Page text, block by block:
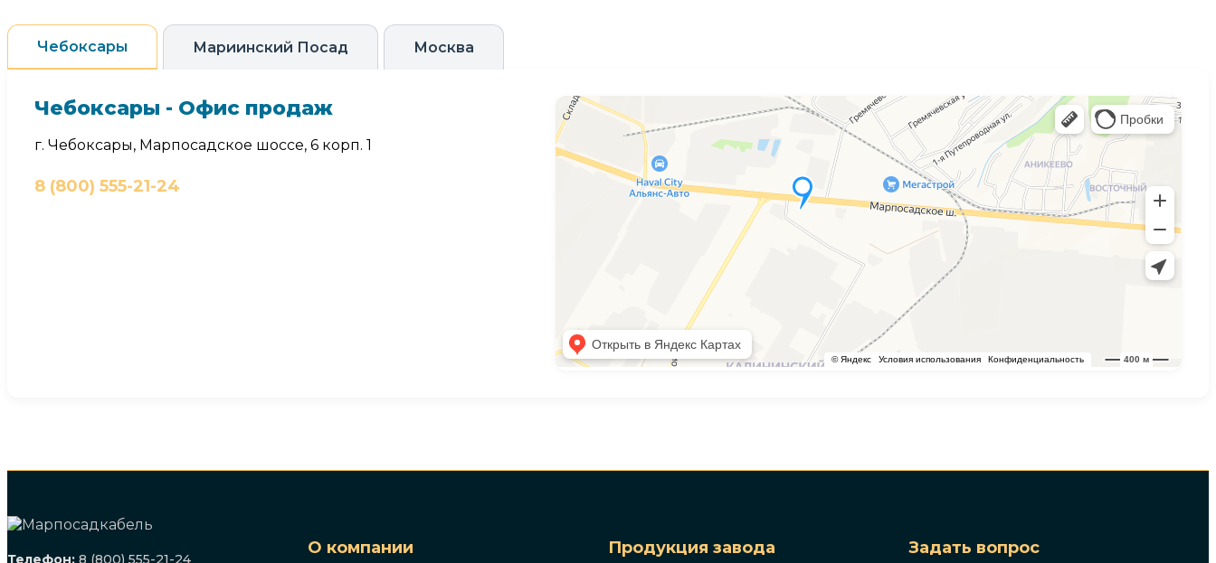
Чебоксары Мариинский Посад Москва
Чебоксары - Офис продаж
г. Чебоксары, Марпосадское шоссе, 6 корп. 1
8 (800) 555-21-24
Телефон: 8 (800) 555-21-24
О компании Продукция завода Задать вопрос